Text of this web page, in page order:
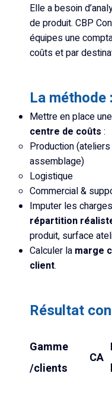
Elle a besoin
de produit. CBP
équipes une
coûts et par
La méthode :
Mettre en place une
centre de coûts :
Production
assemblage)
Logistique
Commercial &
Imputer les
répartition
produit, surface
Calculer la marge
client.
Résultat
Gamme
/clients
CA